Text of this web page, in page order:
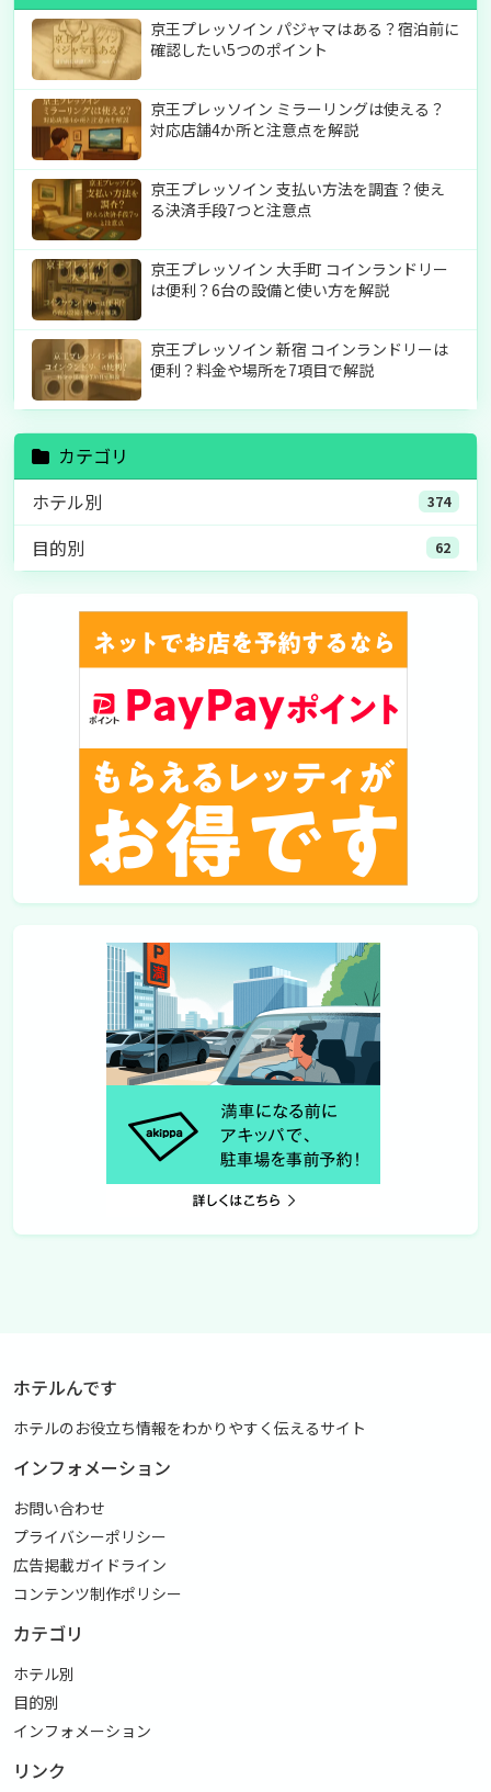
京王プレッソイン パジャマはある？宿泊前に
確認したい5つのポイント
京王プレッソイン ミラーリングは使える？
対応店舗4か所と注意点を解説
京王プレッソイン 支払い方法を調査？使え
る決済手段7つと注意点
京王プレッソイン 大手町 コインランドリー
は便利？6台の設備と使い方を解説
京王プレッソイン 新宿 コインランドリーは
便利？料金や場所を7項目で解説
カテゴリ
ホテル別
374
目的別 62
ホテルんです
ホテルのお役立ち情報をわかりやすく伝えるサイト
インフォメーション
お問い合わせ
プライバシーポリシー
広告掲載ガイドライン
コンテンツ制作ポリシー
カテゴリ
ホテル別
目的別
インフォメーション
リンク